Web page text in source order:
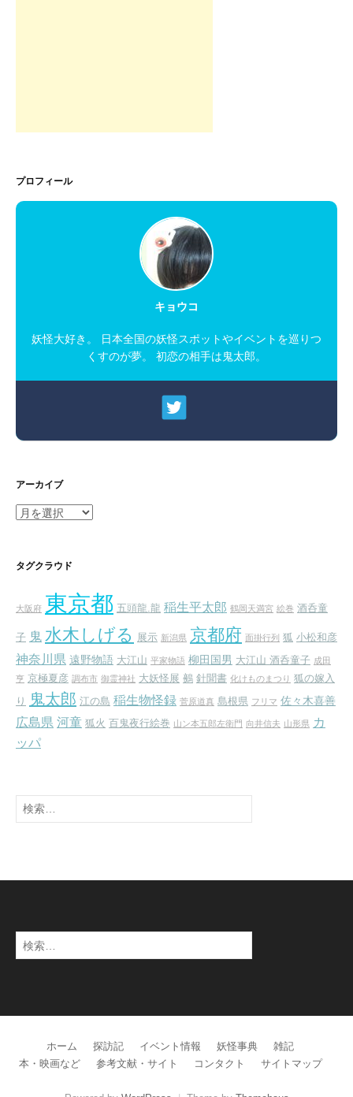
プロフィール
キョウコ
妖怪大好き。 日本全国の妖怪スポットやイベントを巡りつ
くすのが夢。 初恋の相手は鬼太郎。
アーカイブ
ア
イ
タグクラウド
大阪府 東京都 五頭龍.龍 稲生平太郎 鶴岡天満宮 絵巻 酒呑童
子 鬼 水木しげる 展示 新潟県 京都府 面掛行列 狐 小松和彦
神奈川県 遠野物語 大江山 平家物語 柳田国男 大江山 酒呑童子 成田
亨 京極夏彦 調布市 御霊神社 大妖怪展 鵺 針聞書 化けものまつり 狐の嫁入
り 鬼太郎 江の島 稲生物怪録 菅原道真 島根県 フリマ 佐々木喜善
広島県 河童 狐火 百鬼夜行絵巻 山ン本五郎左衛門 向井信夫 山形県 カ
ッパ
検
索:
検
索:
ホーム 探訪記 イベント情報 妖怪事典
雑記
本・映画など
参考文献・サイト コンタクト サイトマップ